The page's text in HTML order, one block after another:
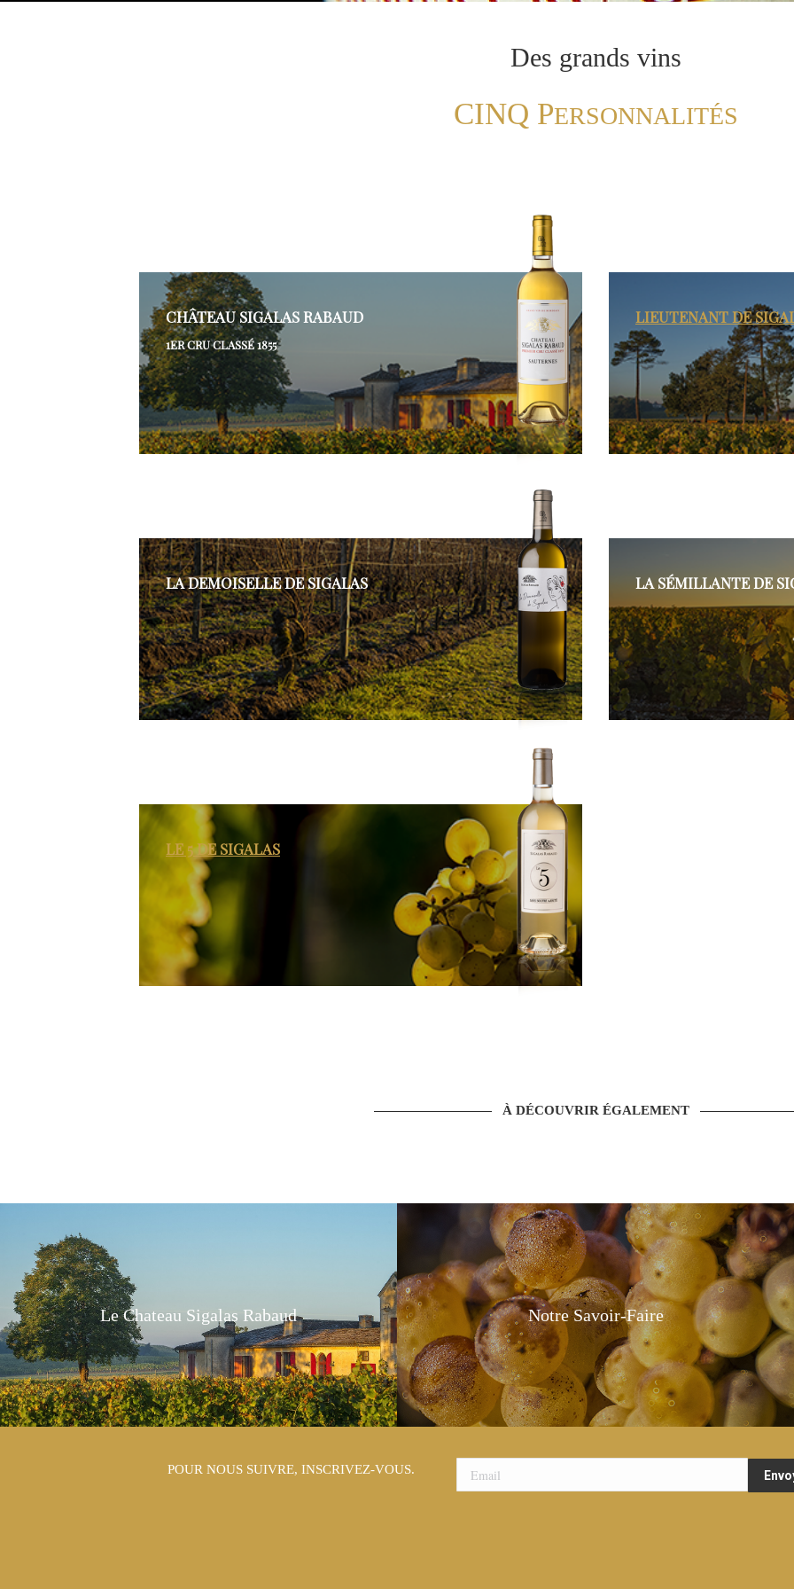
Des grands vins
CINQ PERSONNALITÉS
CHÂTEAU SIGALAS RABAUD
1ER CRU CLASSÉ 1855
LIEUTENANT DE
LA DEMOISELLE DE SIGALAS LA SÉMILLANTE DE
LE 5 DE SIGALAS
À DÉCOUVRIR ÉGALEMENT
Le Chateau Sigalas Rabaud Notre Savoir-Faire
POUR NOUS SUIVRE, INSCRIVEZ-VOUS.